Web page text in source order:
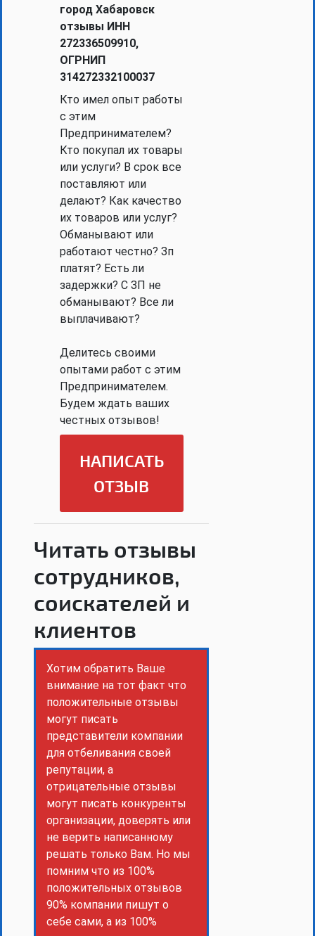
город Хабаровск
отзывы ИНН
272336509910,
ОГРНИП
314272332100037
Кто имел опыт работы
с этим
Предпринимателем?
Кто покупал их товары
или услуги? В срок все
поставляют или
делают? Как качество
их товаров или услуг?
Обманывают или
работают честно? Зп
платят? Есть ли
задержки? С ЗП не
обманывают? Все ли
выплачивают?
Делитесь своими
опытами работ с этим
Предпринимателем.
Будем ждать ваших
честных отзывов!
НАПИСАТЬ
ОТЗЫВ
Читать отзывы
сотрудников,
соискателей и
клиентов
Хотим обратить Ваше
внимание на тот факт что
положительные отзывы
могут писать
представители компании
для отбеливания своей
репутации, а
отрицательные отзывы
могут писать конкуренты
организации, доверять или
не верить написанному
решать только Вам. Но мы
помним что из 100%
положительных отзывов
90% компании пишут о
себе сами, а из 100%